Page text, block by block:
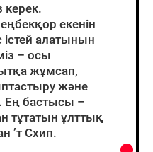
керек.
екенін
алатынын
– осы
жұмсап,
және
Ең бастысы –
тұтатын ұлттық
’т Схип.